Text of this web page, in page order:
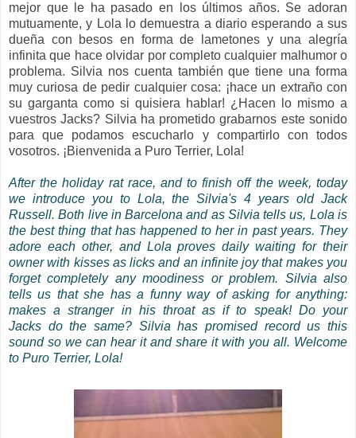
mejor que le ha pasado en los últimos años. Se adoran
mutuamente, y Lola lo demuestra a diario esperando a sus
dueña con besos en forma de lametones y una alegría
infinita que hace olvidar por completo cualquier malhumor o
problema. Silvia nos cuenta también que tiene una forma
muy curiosa de pedir cualquier cosa: ¡hace un extraño con
su garganta como si quisiera hablar! ¿Hacen lo mismo a
vuestros Jacks? Silvia ha prometido grabarnos este sonido
para que podamos escucharlo y compartirlo con todos
vosotros. ¡Bienvenida a Puro Terrier, Lola!
After the holiday rat race, and to finish off the week, today
we introduce you to Lola, the Silvia's 4 years old Jack
Russell. Both live in Barcelona and as Silvia tells us, Lola is
the best thing that has happened to her in past years. They
adore each other, and Lola proves daily waiting for their
owner with kisses as licks and an infinite joy that makes you
forget completely any moodiness or problem. Silvia also
tells us that she has a funny way of asking for anything:
makes a stranger in his throat as if to speak! Do your
Jacks do the same? Silvia has promised record us this
sound so we can hear it and share it with you all. Welcome
to Puro Terrier, Lola!